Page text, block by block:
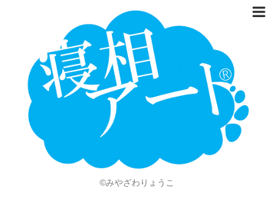
©みやざわりょうこ
Language
開催情報
動画
ニュース